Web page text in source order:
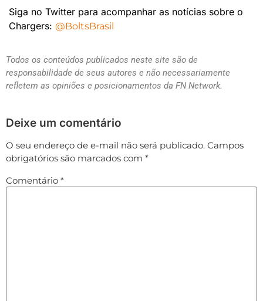
Siga no Twitter para acompanhar as notícias sobre o
Chargers: @BoltsBrasil
Todos os conteúdos publicados neste site são de
responsabilidade de seus autores e não necessariamente
refletem as opiniões e posicionamentos da FN Network.
Deixe um comentário
O seu endereço de e-mail não será publicado. Campos
obrigatórios são marcados com *
Comentário *